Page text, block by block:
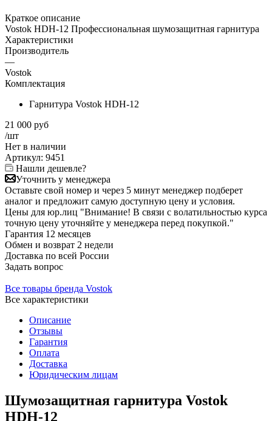
Краткое описание
Vostok HDH-12 Профессиональная шумозащитная гарнитура
Характеристики
Производитель
—
Vostok
Комплектация
Гарнитура Vostok HDH-12
21 000 руб
/шт
Нет в наличии
Артикул: 9451
Нашли дешевле?
Уточнить у менеджера
Оставьте свой номер и через 5 минут менеджер подберет
аналог и предложит самую доступную цену и условия.
Цены для юр.лиц "Внимание! В связи с волатильностью курса
точную цену уточняйте у менеджера перед покупкой."
Гарантия 12 месяцев
Обмен и возврат 2 недели
Доставка по всей России
Задать вопрос
Все товары бренда Vostok
Все характеристики
Описание
Отзывы
Гарантия
Оплата
Доставка
Юридическим лицам
Шумозащитная гарнитура Vostok
HDH-12